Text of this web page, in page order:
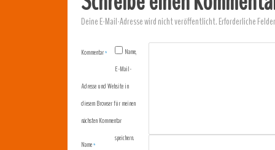
Deine E-Mail-Adresse wird nicht veröffentlicht.Erforderliche
Kommentar*
Name*
Name,
E-Mail-
Adresse und Website in
diesem Browser für meinen
nächsten Kommentar
speichern.